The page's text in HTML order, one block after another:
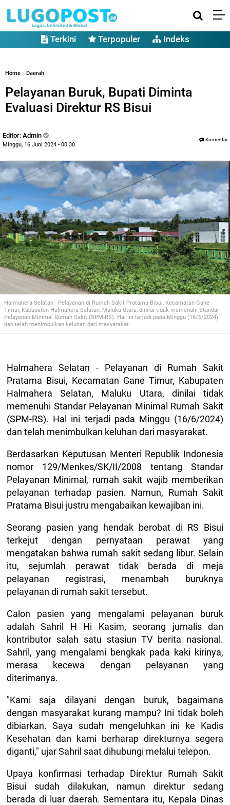
Terkini Terpopuler Indeks
Home » Daerah
Pelayanan Buruk, Bupati Diminta
Evaluasi Direktur RS Bisui
Editor: Admin
Minggu, 16 Juni 2024 - 00.30
Komentar
Halmahera Selatan - Pelayanan di Rumah Sakit Pratama Bisui, Kecamatan Gane
Timur, Kabupaten Halmahera Selatan, Maluku Utara, dinilai tidak memenuhi Standar
Pelayanan Minimal Rumah Sakit (SPM-RS). Hal ini terjadi pada Minggu (16/6/2024)
dan telah menimbulkan keluhan dari masyarakat.
Halmahera Selatan - Pelayanan di Rumah Sakit
Pratama Bisui, Kecamatan Gane Timur, Kabupaten
Halmahera Selatan, Maluku Utara, dinilai tidak
memenuhi Standar Pelayanan Minimal Rumah Sakit
(SPM-RS). Hal ini terjadi pada Minggu (16/6/2024)
dan telah menimbulkan keluhan dari masyarakat.
Berdasarkan Keputusan Menteri Republik Indonesia
nomor 129/Menkes/SK/II/2008 tentang Standar
Pelayanan Minimal, rumah sakit wajib memberikan
pelayanan terhadap pasien. Namun, Rumah Sakit
Pratama Bisui justru mengabaikan kewajiban ini.
Seorang pasien yang hendak berobat di RS Bisui
terkejut dengan pernyataan perawat yang
mengatakan bahwa rumah sakit sedang libur. Selain
itu, sejumlah perawat tidak berada di meja
pelayanan registrasi, menambah buruknya
pelayanan di rumah sakit tersebut.
Calon pasien yang mengalami pelayanan buruk
adalah Sahril H Hi Kasim, seorang jurnalis dan
kontributor salah satu stasiun TV berita nasional.
Sahril, yang mengalami bengkak pada kaki kirinya,
merasa kecewa dengan pelayanan yang
diterimanya.
"Kami saja dilayani dengan buruk, bagaimana
dengan masyarakat kurang mampu? Ini tidak boleh
dibiarkan. Saya sudah mengeluhkan ini ke Kadis
Kesehatan dan kami berharap direkturnya segera
diganti," ujar Sahril saat dihubungi melalui telepon.
Upaya konfirmasi terhadap Direktur Rumah Sakit
Bisui sudah dilakukan, namun direktur sedang
berada di luar daerah. Sementara itu, Kepala Dinas